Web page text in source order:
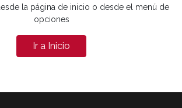
la página de inicio o desde el menú de
opciones
Ir a Inicio